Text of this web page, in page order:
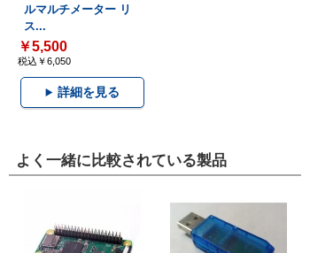
ルマルチメーター リ
ス...
￥5,500
税込￥6,050
詳細を見る
よく一緒に比較されている製品